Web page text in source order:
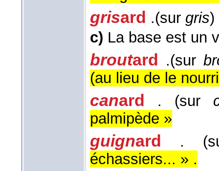
grisard .(sur gris)
c) La base est un
broutard .(sur
(au lieu de le
canard . (sur
palmipède »
guignard .
échassiers... » .